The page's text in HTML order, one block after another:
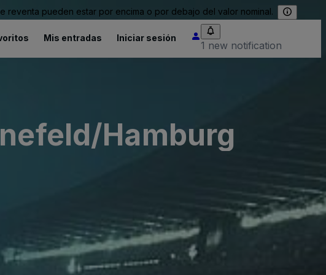
reventa pueden estar por encima o por debajo del valor nominal.
Mis entradas Iniciar sesión
1 new notification
Hamburg